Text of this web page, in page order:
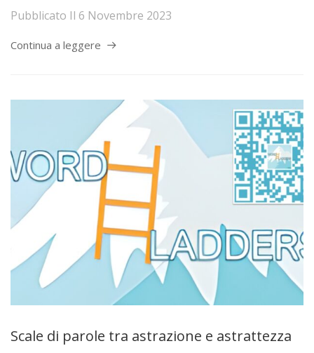
Pubblicato Il 6 Novembre 2023
Continua a leggere
Scale di parole tra astrazione e astrattezza